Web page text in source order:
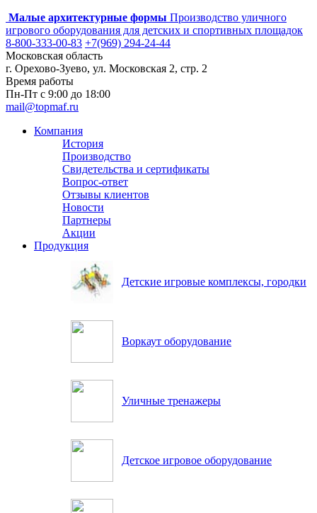
Малые архитектурные формы Производство уличного
игрового оборудования для детских и спортивных площадок
8-800-333-00-83 +7(969) 294-24-44
Московская область
г. Орехово-Зуево, ул. Московская 2, стр. 2
Время работы
Пн-Пт с 9:00 до 18:00
mail@topmaf.ru
Компания
История
Производство
Свидетельства и сертификаты
Вопрос-ответ
Отзывы клиентов
Новости
Партнеры
Акции
Продукция
Детские игровые комплексы, городки
Воркаут оборудование
Уличные тренажеры
Детское игровое оборудование